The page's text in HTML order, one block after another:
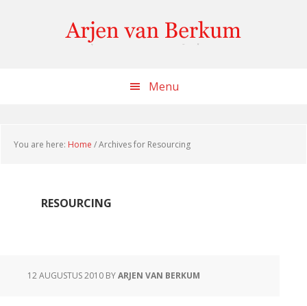
Menu
You are here: Home /Archives for Resourcing
RESOURCING
12 AUGUSTUS 2010 BYARJEN VAN BERKUM